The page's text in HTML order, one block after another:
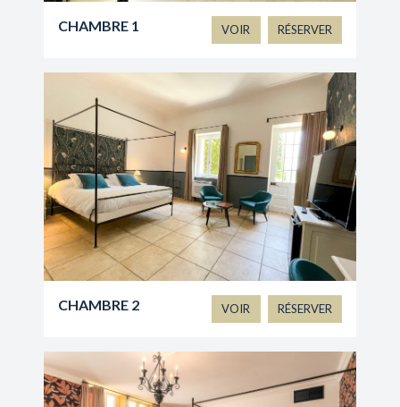
CHAMBRE 1 VOIR RÉSERVER
CHAMBRE 2 VOIR RÉSERVER